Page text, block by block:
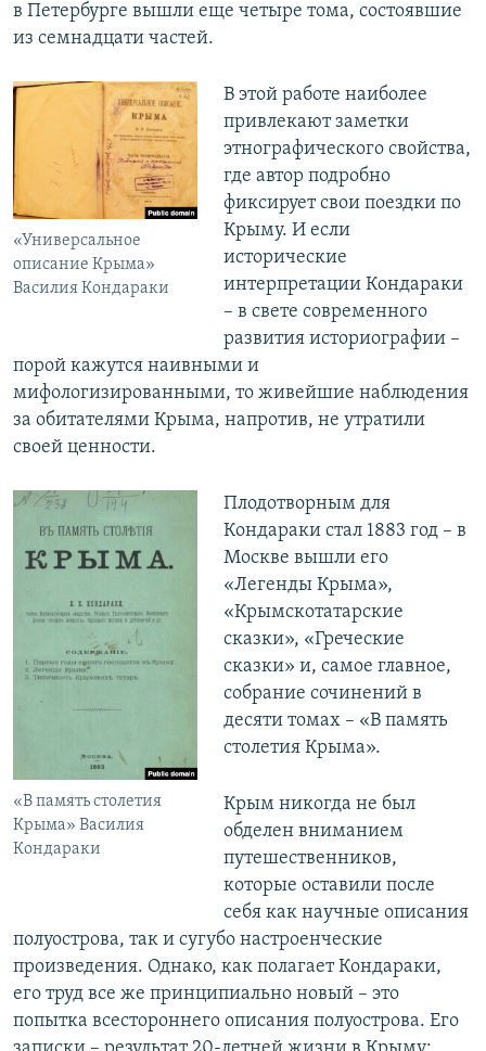
в Петербурге вышли еще четыре тома, состоявшие
из семнадцати частей.
«Универсальное
описание Крыма»
Василия Кондараки
В этой работе наиболее
привлекают заметки
этнографического свойства,
где автор подробно
фиксирует свои поездки по
Крыму. И если
исторические
интерпретации Кондараки
– в свете современного
развития историографии –
порой кажутся наивными и
мифологизированными, то живейшие наблюдения
за обитателями Крыма, напротив, не утратили
своей ценности.
«В память столетия
Крыма» Василия
Кондараки
Плодотворным для
Кондараки стал 1883 год – в
Москве вышли его
«Легенды Крыма»,
«Крымскотатарские
сказки», «Греческие
сказки» и, самое главное,
собрание сочинений в
десяти томах – «В память
столетия Крыма».
Крым никогда не был
обделен вниманием
путешественников,
которые оставили после
себя как научные описания
полуострова, так и сугубо настроенческие
произведения. Однако, как полагает Кондараки,
его труд все же принципиально новый – это
попытка всестороннего описания полуострова. Его